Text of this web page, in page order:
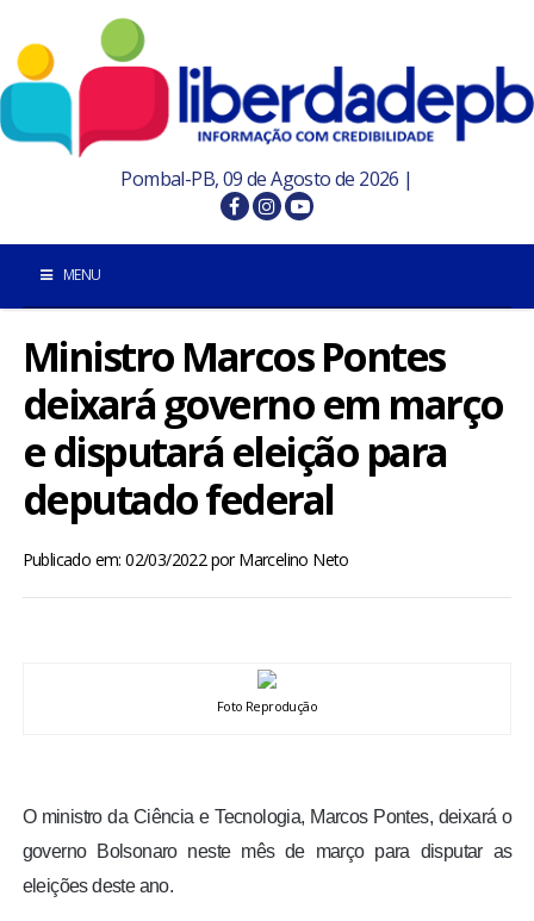
Pombal-PB, 09 de Agosto de 2026 |
MENU
INÍCIO
POMBAL E REGIÃO
PARAÍBA
ENQUETE
TV LPB
Ministro Marcos Pontes
deixará governo em março
e disputará eleição para
deputado federal
Publicado em: 02/03/2022porMarcelino Neto
Foto Reprodução
O ministro da Ciência e Tecnologia, Marcos Pontes, deixará o
governo Bolsonaro neste mês de março para disputar as
eleições deste ano.